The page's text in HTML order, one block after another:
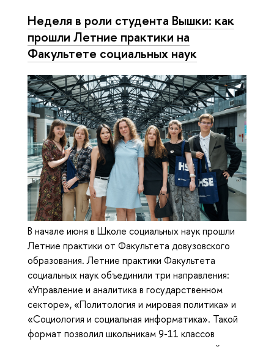
Неделя в роли студента Вышки: как
прошли Летние практики на
Факультете социальных наук
В начале июня в Школе социальных наук прошли
Летние практики от Факультета довузовского
образования. Летние практики Факультета
социальных наук объединили три направления:
«Управление и аналитика в государственном
секторе», «Политология и мировая политика» и
«Социология и социальная информатика». Такой
формат позволил школьникам 9-11 классов